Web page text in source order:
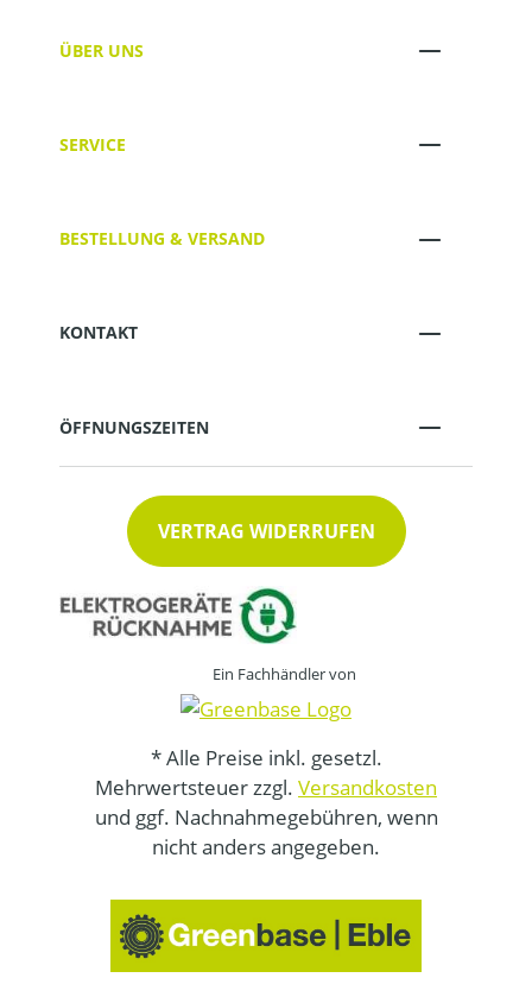
ÜBER UNS
SERVICE
BESTELLUNG & VERSAND
KONTAKT
ÖFFNUNGSZEITEN
VERTRAG WIDERRUFEN
Ein Fachhändler von
* Alle Preise inkl. gesetzl.
Mehrwertsteuer zzgl. Versandkosten
und ggf. Nachnahmegebühren, wenn
nicht anders angegeben.